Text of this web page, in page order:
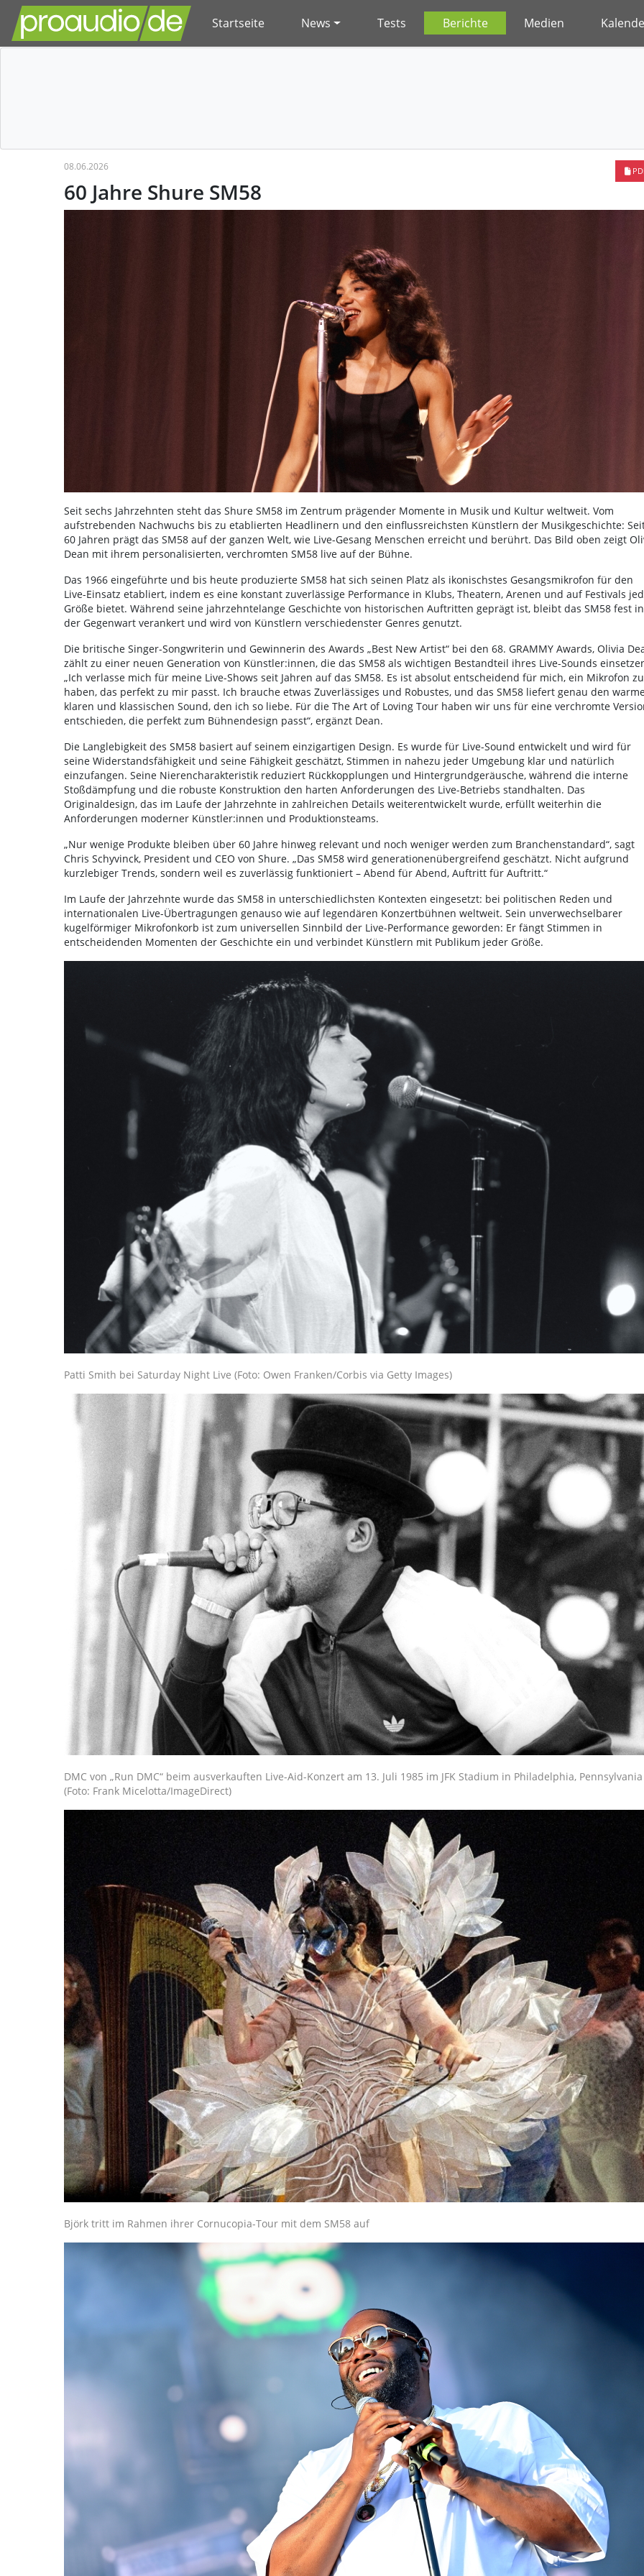
Startseite News Tests Berichte Medien
08.06.2026
60 Jahre Shure SM58
Seit sechs Jahrzehnten steht das Shure SM58 im Zentrum prägender Momente in Musik und Kultur weltweit. Vom
aufstrebenden Nachwuchs bis zu etablierten Headlinern und den einflussreichsten Künstlern der Musikgeschichte:
60 Jahren prägt das SM58 auf der ganzen Welt, wie Live-Gesang Menschen erreicht und berührt. Das Bild oben zeigt
Dean mit ihrem personalisierten, verchromten SM58 live auf der Bühne.
Das 1966 eingeführte und bis heute produzierte SM58 hat sich seinen Platz als ikonischstes Gesangsmikrofon für den
Live-Einsatz etabliert, indem es eine konstant zuverlässige Performance in Klubs, Theatern, Arenen und auf Festivals
Größe bietet. Während seine jahrzehntelange Geschichte von historischen Auftritten geprägt ist, bleibt das SM58 fest in
der Gegenwart verankert und wird von Künstlern verschiedenster Genres genutzt.
Die britische Singer-Songwriterin und Gewinnerin des Awards „Best New Artist“ bei den 68. GRAMMY Awards, Olivia
zählt zu einer neuen Generation von Künstler:innen, die das SM58 als wichtigen Bestandteil ihres Live-Sounds
„Ich verlasse mich für meine Live-Shows seit Jahren auf das SM58. Es ist absolut entscheidend für mich, ein Mikrofon zu
haben, das perfekt zu mir passt. Ich brauche etwas Zuverlässiges und Robustes, und das SM58 liefert genau den
klaren und klassischen Sound, den ich so liebe. Für die The Art of Loving Tour haben wir uns für eine verchromte
entschieden, die perfekt zum Bühnendesign passt“, ergänzt Dean.
Die Langlebigkeit des SM58 basiert auf seinem einzigartigen Design. Es wurde für Live-Sound entwickelt und wird für
seine Widerstandsfähigkeit und seine Fähigkeit geschätzt, Stimmen in nahezu jeder Umgebung klar und natürlich
einzufangen. Seine Nierencharakteristik reduziert Rückkopplungen und Hintergrundgeräusche, während die interne
Stoßdämpfung und die robuste Konstruktion den harten Anforderungen des Live-Betriebs standhalten. Das
Originaldesign, das im Laufe der Jahrzehnte in zahlreichen Details weiterentwickelt wurde, erfüllt weiterhin die
Anforderungen moderner Künstler:innen und Produktionsteams.
„Nur wenige Produkte bleiben über 60 Jahre hinweg relevant und noch weniger werden zum Branchenstandard“, sagt
Chris Schyvinck, President und CEO von Shure. „Das SM58 wird generationenübergreifend geschätzt. Nicht aufgrund
kurzlebiger Trends, sondern weil es zuverlässig funktioniert – Abend für Abend, Auftritt für Auftritt.“
Im Laufe der Jahrzehnte wurde das SM58 in unterschiedlichsten Kontexten eingesetzt: bei politischen Reden und
internationalen Live-Übertragungen genauso wie auf legendären Konzertbühnen weltweit. Sein unverwechselbarer
kugelförmiger Mikrofonkorb ist zum universellen Sinnbild der Live-Performance geworden: Er fängt Stimmen in
entscheidenden Momenten der Geschichte ein und verbindet Künstlern mit Publikum jeder Größe.
Patti Smith bei Saturday Night Live (Foto: Owen Franken/Corbis via Getty Images)
DMC von „Run DMC“ beim ausverkauften Live-Aid-Konzert am 13. Juli 1985 im JFK Stadium in Philadelphia, Pennsylvania
(Foto: Frank Micelotta/ImageDirect)
Björk tritt im Rahmen ihrer Cornucopia-Tour mit dem SM58 auf